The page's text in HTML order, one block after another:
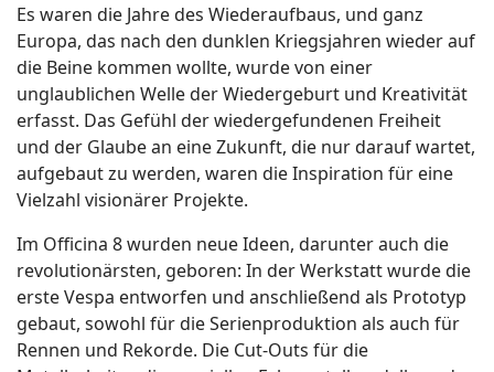
Es waren die Jahre des Wiederaufbaus, und ganz
Europa, das nach den dunklen Kriegsjahren wieder auf
die Beine kommen wollte, wurde von einer
unglaublichen Welle der Wiedergeburt und Kreativität
erfasst. Das Gefühl der wiedergefundenen Freiheit
und der Glaube an eine Zukunft, die nur darauf wartet,
aufgebaut zu werden, waren die Inspiration für eine
Vielzahl visionärer Projekte.
Im Officina 8 wurden neue Ideen, darunter auch die
revolutionärsten, geboren: In der Werkstatt wurde die
erste Vespa entworfen und anschließend als Prototyp
gebaut, sowohl für die Serienproduktion als auch für
Rennen und Rekorde. Die Cut-Outs für die